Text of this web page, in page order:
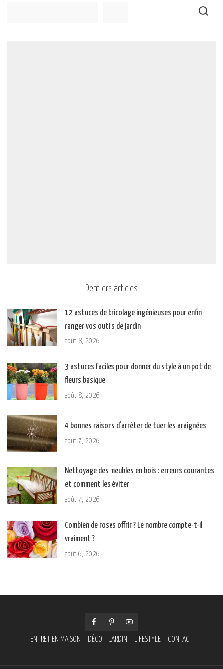
Derniers articles
12 astuces de bricolage ingénieuses pour enfin
ranger vos outils de jardin
août 8, 2026
3 astuces faciles pour donner du style à un pot de
fleurs basique
août 8, 2026
4 bonnes raisons d’arrêter de tuer les araignées
août 7, 2026
Nettoyage des meubles en bois : erreurs courantes
et comment les éviter
août 7, 2026
Combien de roses offrir ? Le nombre compte-t-il
vraiment ?
août 6, 2026
ENTRETIEN MAISON DÉCO JARDIN LIFESTYLE CONTACT